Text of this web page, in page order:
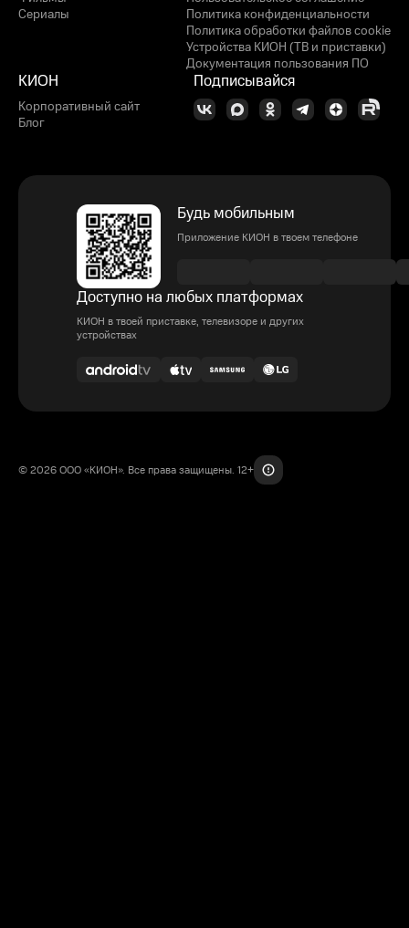
Сериалы
Политика конфиденциальности
Политика обработки файлов cookie
Устройства КИОН (ТВ и приставки)
Документация пользования ПО
КИОН
Корпоративный сайт
Блог
Подписывайся
Будь мобильным
Приложение КИОН в твоем телефоне
Доступно на любых платформах
КИОН в твоей приставке, телевизоре и других
устройствах
© 2026 ООО «КИОН». Все права защищены. 12+